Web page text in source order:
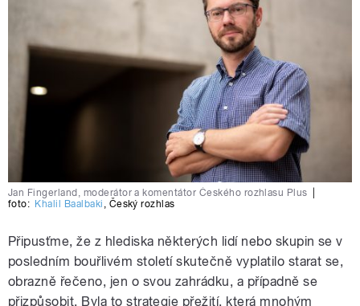
Jan Fingerland, moderátor a komentátor Českého rozhlasu Plus
foto: Khalil Baalbaki , Český rozhlas
Připusťme, že z hlediska některých lidí nebo skupin se v
posledním bouřlivém století skutečně vyplatilo starat se,
obrazně řečeno, jen o svou zahrádku, a případně se
přizpůsobit. Byla to strategie přežití, která mnohým